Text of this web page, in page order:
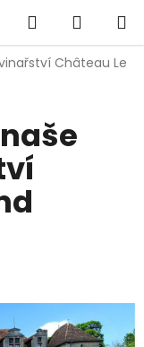
Hledat
KOŠÍK
Château Le